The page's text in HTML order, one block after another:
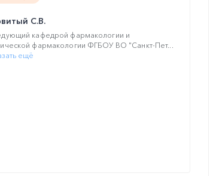
С.В.
кафедрой фармакологии и
фармакологии ФГБОУ ВО "Санкт-Пет...
ещё